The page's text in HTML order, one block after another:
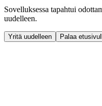
Sovelluksessa tapahtui
uudelleen.
Yritä uudelleen Palaa